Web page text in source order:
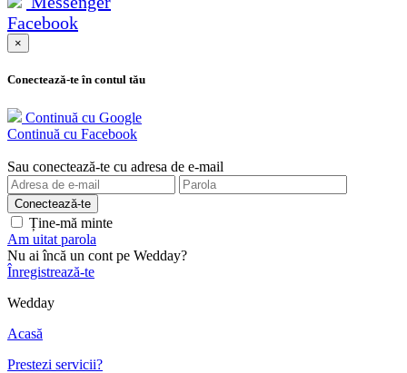
Facebook
×
Conectează-te în contul tău
Continuă cu Google
Continuă cu Facebook
Sau conectează-te cu adresa de e-mail
Ține-mă minte
Am uitat parola
Nu ai încă un cont pe Wedday?
Înregistrează-te
Wedday
Acasă
Prestezi servicii?